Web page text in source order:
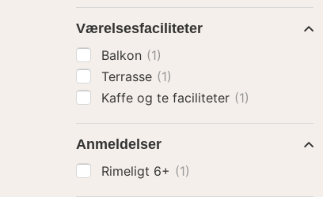
Værelsesfaciliteter
Balkon (1)
Terrasse (1)
Kaffe og te faciliteter (1)
Anmeldelser
Rimeligt 6+ (1)